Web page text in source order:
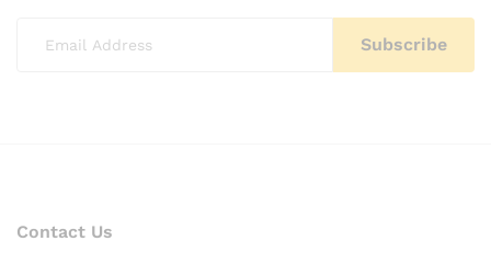
Contact Us